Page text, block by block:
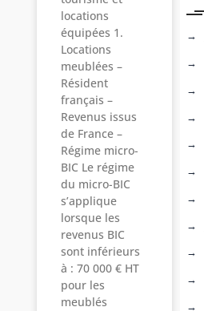
locations
équipées 1.
Locations
meublées –
Résident
français –
Revenus issus
de France –
Régime micro-
BIC Le régime
du micro-BIC
s’applique
lorsque les
revenus BIC
sont inférieurs
à : 70 000 € HT
pour les
meublés